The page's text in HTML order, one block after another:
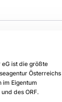
eG ist die größte
Österreichs
im Eigentum
des ORF.